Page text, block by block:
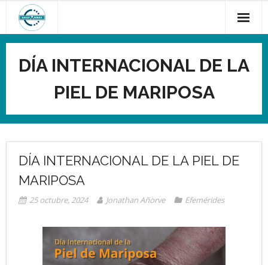
contenido
DÍA INTERNACIONAL DE LA
PIEL DE MARIPOSA
DÍA INTERNACIONAL DE LA PIEL DE
MARIPOSA
25 octubre, 2024 Jonathan Añorve Efemérides